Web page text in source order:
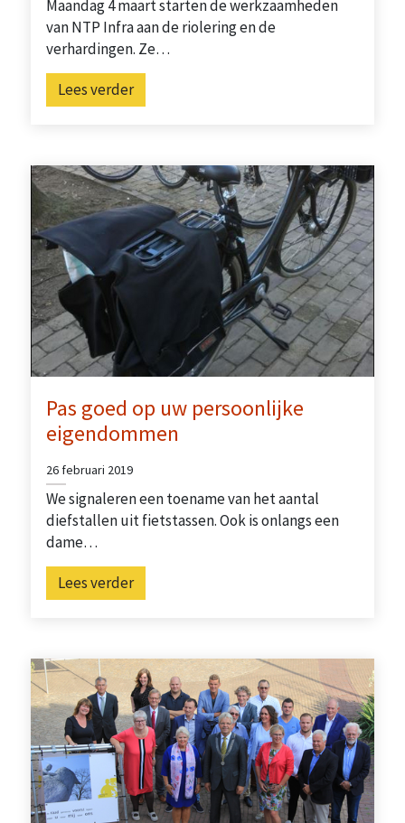
Maandag 4 maart starten de werkzaamheden
van NTP Infra aan de riolering en de
verhardingen. Ze…
Lees verder
Pas goed op uw persoonlijke
eigendommen
26 februari 2019
We signaleren een toename van het aantal
diefstallen uit fietstassen. Ook is onlangs een
dame…
Lees verder